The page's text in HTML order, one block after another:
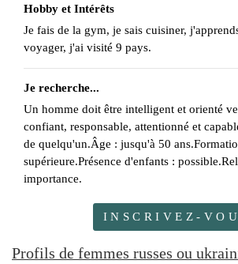
Hobby et Intérêts
Je fais de la gym, je sais cuisiner,
voyager, j'ai visité 9 pays.
Je recherche...
Un homme doit être intelligent et orienté
confiant, responsable, attentionné et
de quelqu'un.Âge : jusqu'à 50
supérieure.Présence d'enfants :
importance.
INSCRIVEZ-
Profils de femmes russes ou